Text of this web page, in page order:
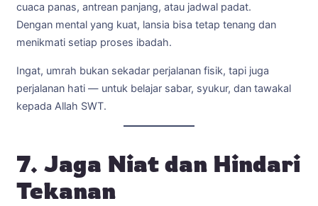
cuaca panas, antrean panjang, atau jadwal padat.
Dengan mental yang kuat, lansia bisa tetap tenang dan
menikmati setiap proses ibadah.
Ingat, umrah bukan sekadar perjalanan fisik, tapi juga
perjalanan hati — untuk belajar sabar, syukur, dan tawakal
kepada Allah SWT.
7. Jaga Niat dan Hindari
Tekanan